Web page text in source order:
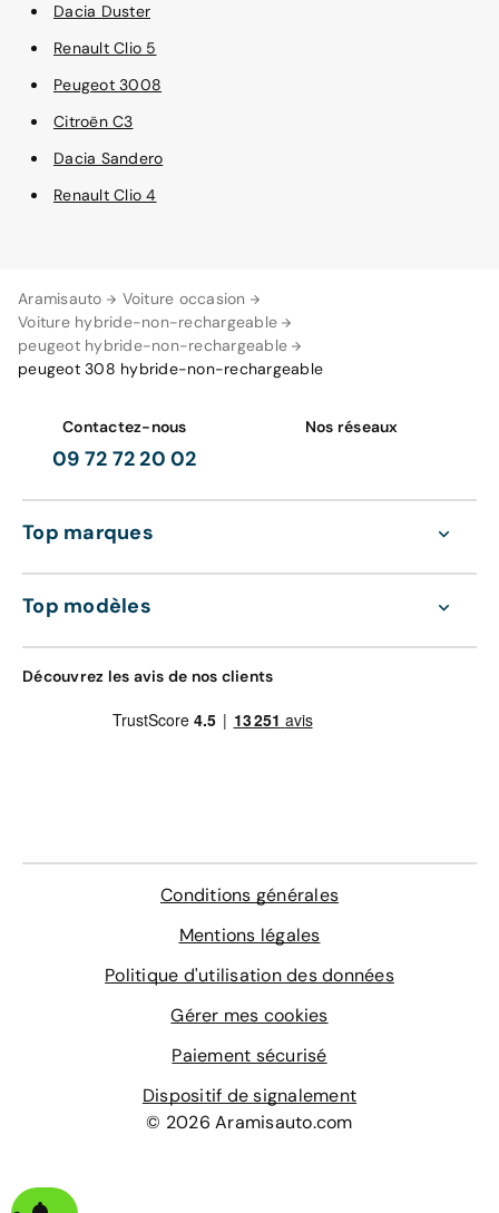
Aramisauto
Voiture occasion
Voiture hybride-non-rechargeable
peugeot hybride-non-rechargeable
peugeot 308 hybride-non-rechargeable
Dacia Duster
Renault Clio 5
Peugeot 3008
Citroën C3
Dacia Sandero
Renault Clio 4
Contactez-nous
09 72 72 20 02
Nos réseaux
Top marques
Top modèles
Découvrez les avis de nos clients
Conditions générales
Mentions légales
Politique d'utilisation des données
Gérer mes cookies
Paiement sécurisé
Dispositif de signalement
© 2026 Aramisauto.com